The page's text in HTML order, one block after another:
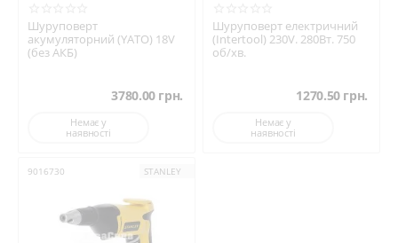
Шуруповерт
акумуляторний (YATO) 18V
(без АКБ)
3780.00 грн.
Немає у
наявності
Шуруповерт електричний
(Intertool) 230V. 280Вт. 750
об/хв.
1270.50 грн.
Немає у
наявності
9016730 STANLEY